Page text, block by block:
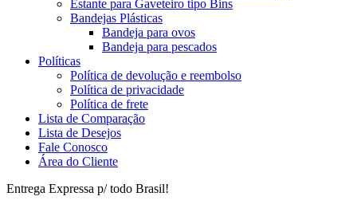
Estante para Gaveteiro tipo Bins
Bandejas Plásticas
Bandeja para ovos
Bandeja para pescados
Políticas
Política de devolução e reembolso
Política de privacidade
Política de frete
Lista de Comparação
Lista de Desejos
Fale Conosco
Área do Cliente
Entrega Expressa p/ todo Brasil!